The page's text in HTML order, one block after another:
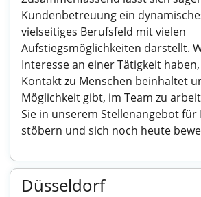
Kundenbetreuung ein
vielseitiges Berufsfeld mit vielen
Aufstiegsmöglichkeiten darstellt.
Interesse an einer Tätigkeit
Kontakt zu Menschen beinhaltet
Möglichkeit gibt, im Team zu
Sie in unserem Stellenangebot
stöbern und sich noch heute
Düsseldorf